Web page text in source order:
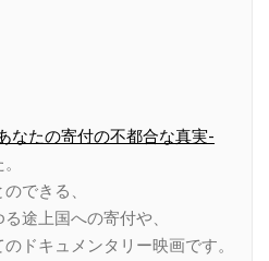
なたの寄付の不都合な真実-
できる、
途上国への寄付や、
ドキュメンタリー映画です。